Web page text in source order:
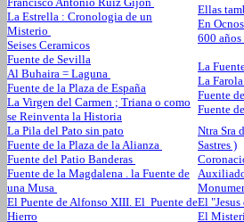
La Estrella : Cronologia de un
Misterio
Seises Ceramicos
Ellas
En
600 años
Fuente de Sevilla
Al Buhaira = Laguna
Fuente de la Plaza de España
La Virgen del Carmen ; Triana o como
se Reinventa la Historia
La
La
Fuente
Fuente
La Pila del Pato sin pato
Fuente de la Plaza de la Alianza
Fuente del Patio Banderas
Fuente de la Magdalena . la Fuente de
una Musa
El Puente de Alfonso XIII. El Puente de
Hierro
Ntra Sra
Sastres )
El "Jesus
El